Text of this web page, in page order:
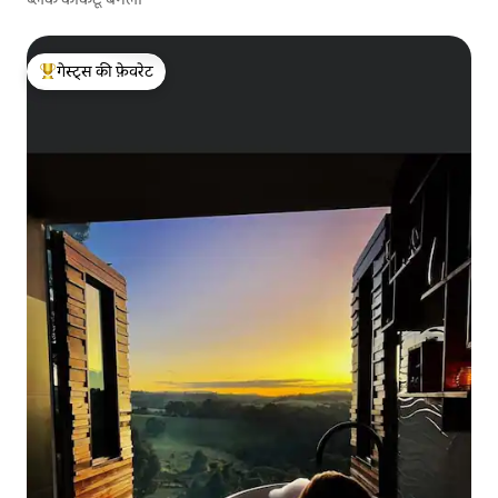
गेस्ट्स का टॉप फ़ेवरेट
गेस्ट्स की फ़ेवरेट